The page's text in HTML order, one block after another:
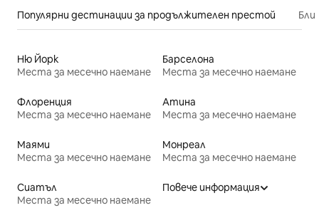
Популярни дестинации за продължителен престой
Ню Йорк
Места за месечно наемане
Барселона
Места за месечно наемане
Флоренция
Места за месечно наемане
Атина
Места за месечно наемане
Маями
Места за месечно наемане
Монреал
Места за месечно наемане
Сиатъл
Места за месечно наемане
Повече информация